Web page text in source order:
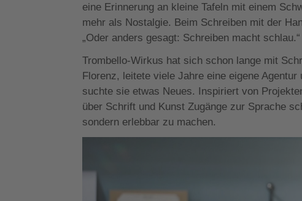
eine Erinnerung an kleine Tafeln mit einem
mehr als Nostalgie. Beim Schreiben mit der
„Oder anders gesagt: Schreiben macht schlau.“
Trombello-Wirkus hat sich schon lange mit
Florenz, leitete viele Jahre eine eigene
suchte sie etwas Neues. Inspiriert von
über Schrift und Kunst Zugänge zur Sprache
sondern erlebbar zu machen.